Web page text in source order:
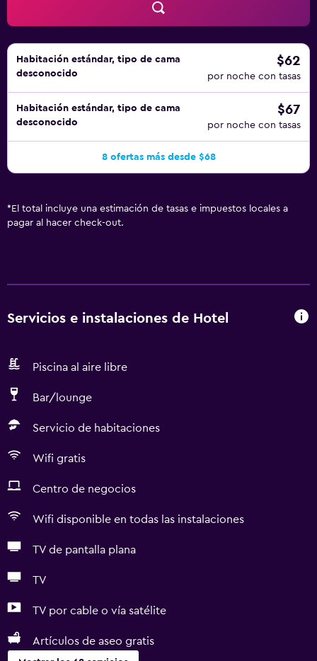
Habitación estándar, tipo de cama
desconocido
$62
por noche con tasas
Habitación estándar, tipo de cama
desconocido
$67
por noche con tasas
8 ofertas más desde $68
* El total incluye una estimación de tasas e impuestos locales a
pagar al hacer check-out.
Servicios e instalaciones de Hotel
Piscina al aire libre
Bar/lounge
Servicio de habitaciones
Wifi gratis
Centro de negocios
Wifi disponible en todas las instalaciones
TV de pantalla plana
TV
TV por cable o vía satélite
Artículos de aseo gratis